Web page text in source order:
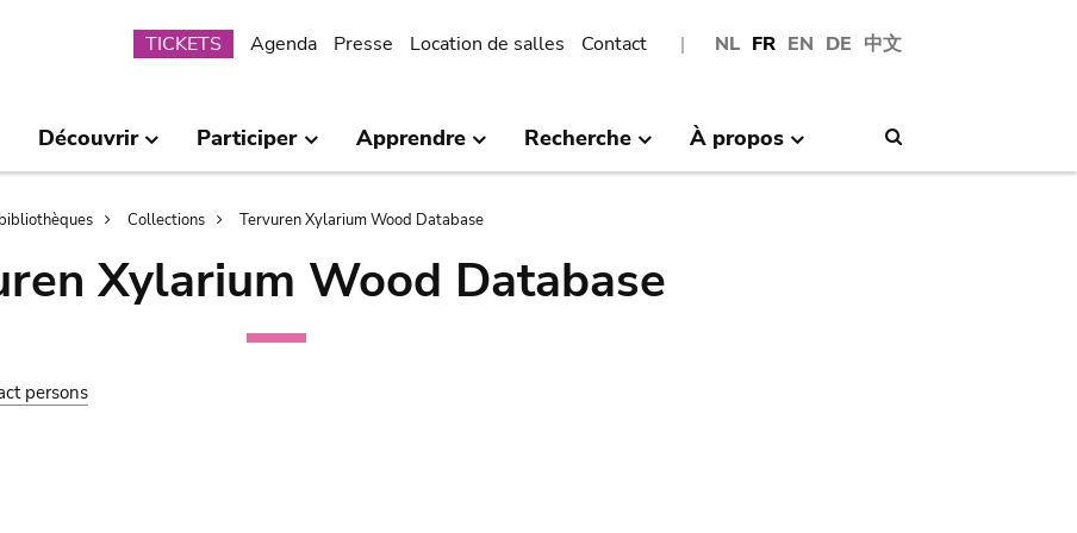
NL FR EN DE 中文
Submenu
TICKETS Agenda Presse Location de salles Contact
Découvrir Participer Apprendre Recherche À propos
Collections Tervuren Xylarium Wood Database
Xylarium Wood Database
persons